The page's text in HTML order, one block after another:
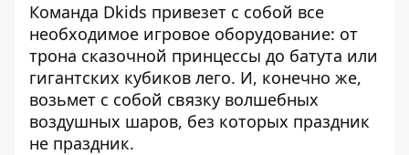
Команда Dkids привезет с собой все
необходимое игровое оборудование: от
трона сказочной принцессы до батута или
гигантских кубиков лего. И, конечно же,
возьмет с собой связку волшебных
воздушных шаров, без которых праздник
не праздник.